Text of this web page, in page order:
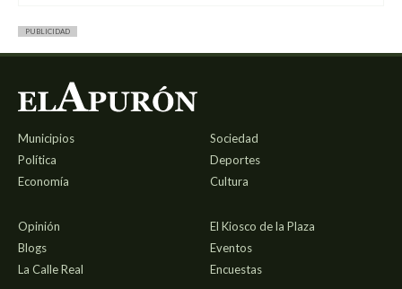
PUBLICIDAD
Municipios
Política
Economía
Sociedad
Deportes
Cultura
Opinión
Blogs
La Calle Real
El Kiosco de la Plaza
Eventos
Encuestas